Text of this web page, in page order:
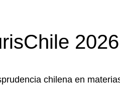
2026
chilena en